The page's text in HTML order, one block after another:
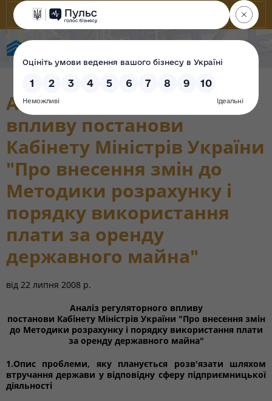
Аналіз регуляторного
впливу постанови
Кабінету Міністрів України
"Про внесення змін до
Методики розрахунку і
порядку використання
плати за оренду
державного майна"
від 22 липня 2008 р.
Аналіз регуляторного впливу
постанови Кабінету Міністрів України "Про внесення змін
до Методики розрахунку і порядку використання плати
за оренду державного майна"
1.Опис проблеми, яку планується розв'язати шляхом
втручання держави у відповідну сферу підприємницької
діяльності